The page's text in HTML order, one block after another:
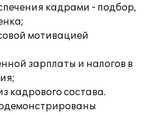
кадрами - подбор,
мотивацией
зарплаты и налогов в
кадрового состава.